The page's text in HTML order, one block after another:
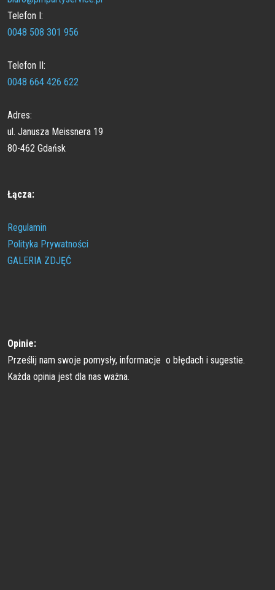
Telefon I:
0048 508 301 956
Telefon II:
0048 664 426 622
Adres:
ul. Janusza Meissnera 19
80-462 Gdańsk
Łącza:
Regulamin
Polityka Prywatności
GALERIA ZDJĘĆ
Opinie:
Prześlij nam swoje pomysły, informacje o błędach i sugestie.
Każda opinia jest dla nas ważna.